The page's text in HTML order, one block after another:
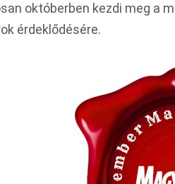
októberben kezdi meg a
érdeklődésére.